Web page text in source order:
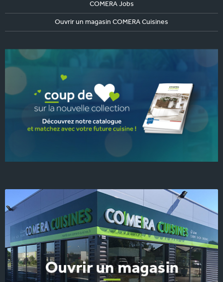
COMERA Jobs
Ouvrir un magasin COMERA Cuisines